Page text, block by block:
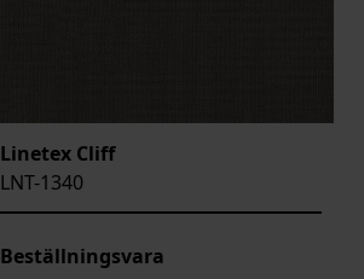
Linetex Cliff
LNT-1340
Beställningsvara